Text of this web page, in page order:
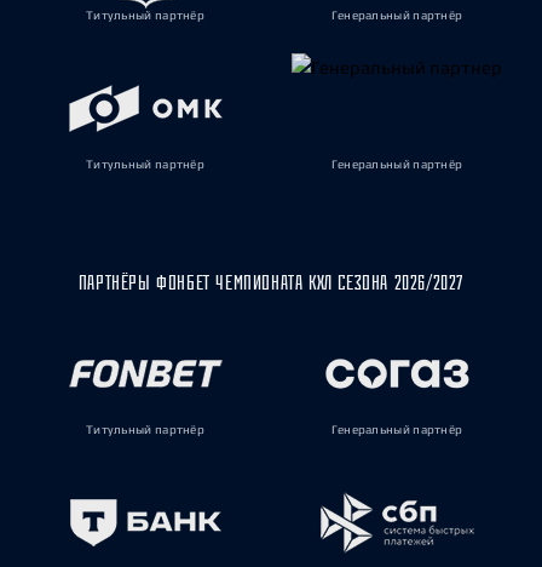
Титульный партнёр Генеральный партнёр
Титульный партнёр Генеральный партнёр
ПАРТНЁРЫ ФОНБЕТ ЧЕМПИОНАТА КХЛ СЕЗОНА 2026/2027
Титульный партнёр Генеральный партнёр